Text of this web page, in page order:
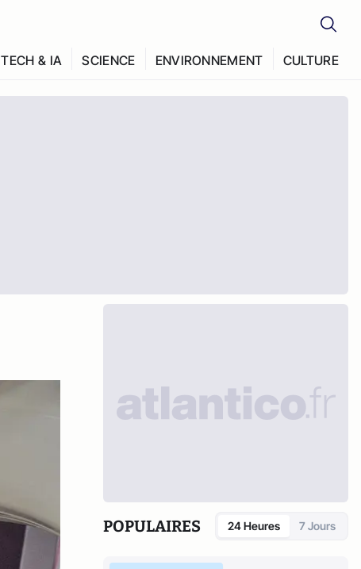
TECH & IA SCIENCE ENVIRONNEMENT CULTURE
POPULAIRES 24 Heures 7 Jours